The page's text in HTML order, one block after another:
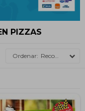
PIZZAS
Recomendados